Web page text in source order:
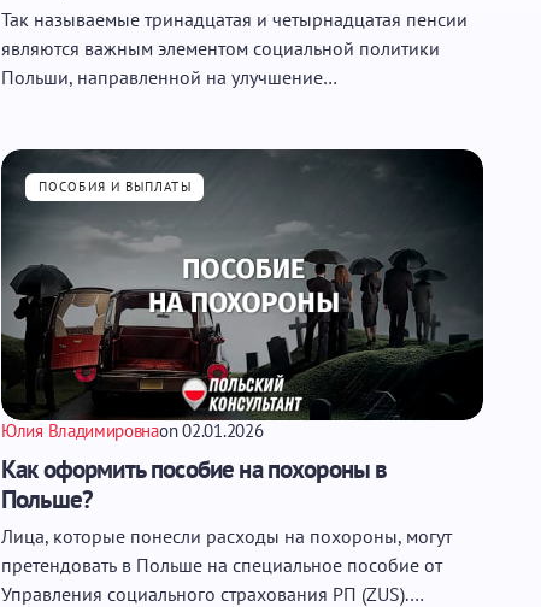
Так называемые тринадцатая и четырнадцатая пенсии
являются важным элементом социальной политики
Польши, направленной на улучшение…
ПОСОБИЯ И ВЫПЛАТЫ
Юлия Владимировнаon 02.01.2026
Как оформить пособие на похороны в
Польше?
Лица, которые понесли расходы на похороны, могут
претендовать в Польше на специальное пособие от
Управления социального страхования РП (ZUS).…